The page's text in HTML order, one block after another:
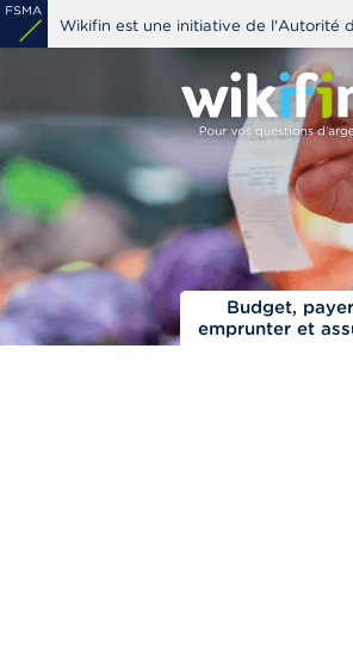
Aller
au
Wikifin est une initiative de l'Autorité
Budget,
emprunter et